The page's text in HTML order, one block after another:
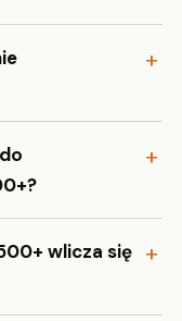
wlicza się